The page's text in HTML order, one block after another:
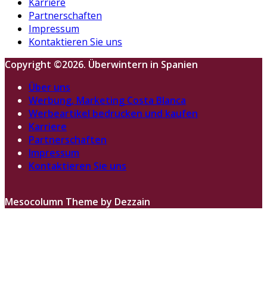
Partnerschaften
Impressum
Kontaktieren Sie uns
Copyright ©2026. Überwintern in Spanien
Über uns
Werbung, Marketing Costa Blanca
Werbeartikel bedrucken und kaufen
Karriere
Partnerschaften
Impressum
Kontaktieren Sie uns
Mesocolumn Theme by Dezzain